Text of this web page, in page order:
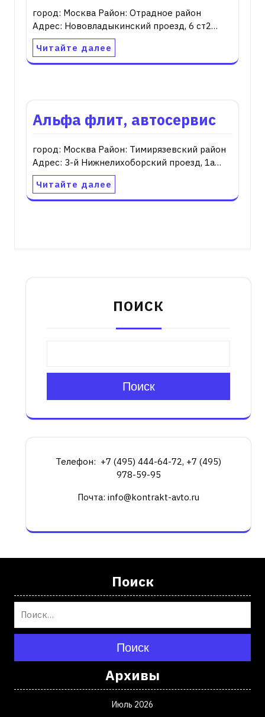
город: Москва Район: Отрадное район
Адрес: Нововладыкинский проезд, 6 ст2…
Читайте далее
Альфа флит, автосервис
город: Москва Район: Тимирязевский район
Адрес: 3-й Нижнелихоборский проезд, 1а…
Читайте далее
ПОИСК
Поиск
Телефон: +7 (495) 444-64-72, +7 (495)
978-59-95
Почта: info@kontrakt-avto.ru
Поиск
Поиск
Архивы
Июль 2026